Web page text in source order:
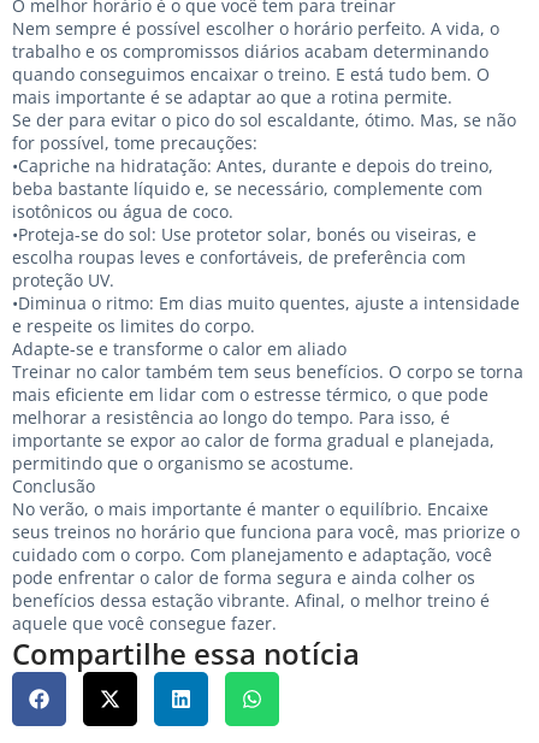
O melhor horário é o que você tem para treinar
Nem sempre é possível escolher o horário perfeito. A vida, o
trabalho e os compromissos diários acabam determinando
quando conseguimos encaixar o treino. E está tudo bem. O
mais importante é se adaptar ao que a rotina permite.
Se der para evitar o pico do sol escaldante, ótimo. Mas, se não
for possível, tome precauções:
•Capriche na hidratação: Antes, durante e depois do treino,
beba bastante líquido e, se necessário, complemente com
isotônicos ou água de coco.
•Proteja-se do sol: Use protetor solar, bonés ou viseiras, e
escolha roupas leves e confortáveis, de preferência com
proteção UV.
•Diminua o ritmo: Em dias muito quentes, ajuste a intensidade
e respeite os limites do corpo.
Adapte-se e transforme o calor em aliado
Treinar no calor também tem seus benefícios. O corpo se torna
mais eficiente em lidar com o estresse térmico, o que pode
melhorar a resistência ao longo do tempo. Para isso, é
importante se expor ao calor de forma gradual e planejada,
permitindo que o organismo se acostume.
Conclusão
No verão, o mais importante é manter o equilíbrio. Encaixe
seus treinos no horário que funciona para você, mas priorize o
cuidado com o corpo. Com planejamento e adaptação, você
pode enfrentar o calor de forma segura e ainda colher os
benefícios dessa estação vibrante. Afinal, o melhor treino é
aquele que você consegue fazer.
Compartilhe essa notícia